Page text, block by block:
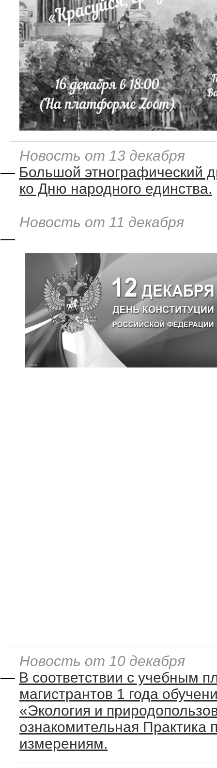
Новость от 13 декабря
— Большой этнографический
ко Дню народного единства.
Новость от 11 декабря
—
Новость от 10 декабря
— В соответствии с учебным
магистрантов 1 года
«Экология и
ознакомительная Практика
измерениям.